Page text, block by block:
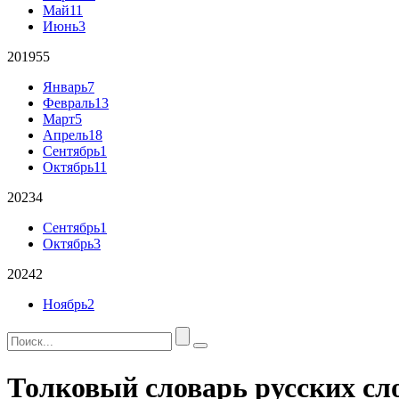
Май11
Июнь3
201955
Январь7
Февраль13
Март5
Апрель18
Сентябрь1
Октябрь11
20234
Сентябрь1
Октябрь3
20242
Ноябрь2
Толковый словарь русских